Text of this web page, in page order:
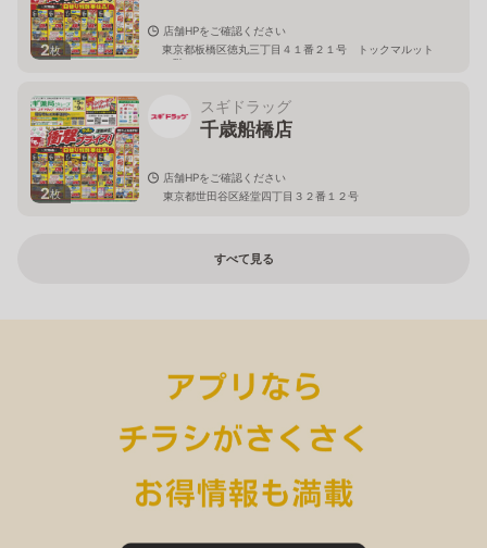
2枚
店舗HPをご確認ください
東京都板橋区徳丸三丁目４１番２１号 トックマルット
１階
2枚
スギドラッグ
千歳船橋店
店舗HPをご確認ください
東京都世田谷区経堂四丁目３２番１２号
すべて見る